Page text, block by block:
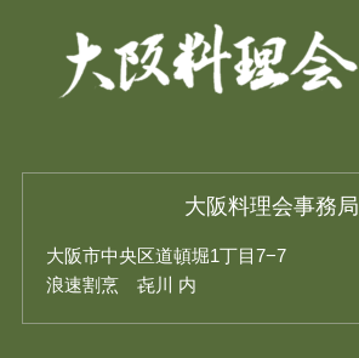
大阪料理会事務局
大阪市中央区道頓堀1丁目7−7
浪速割烹 㐂川 内